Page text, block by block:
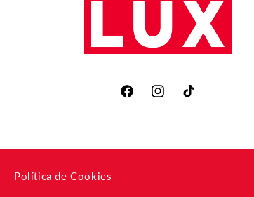
Política de Cookies
FacebookInstagramTikTok